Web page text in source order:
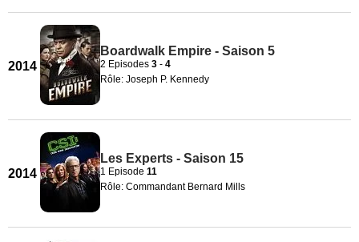
2014
Boardwalk Empire - Saison 5
2 Episodes 3 - 4
Rôle: Joseph P. Kennedy
2014
Les Experts - Saison 15
1 Episode 11
Rôle: Commandant Bernard Mills